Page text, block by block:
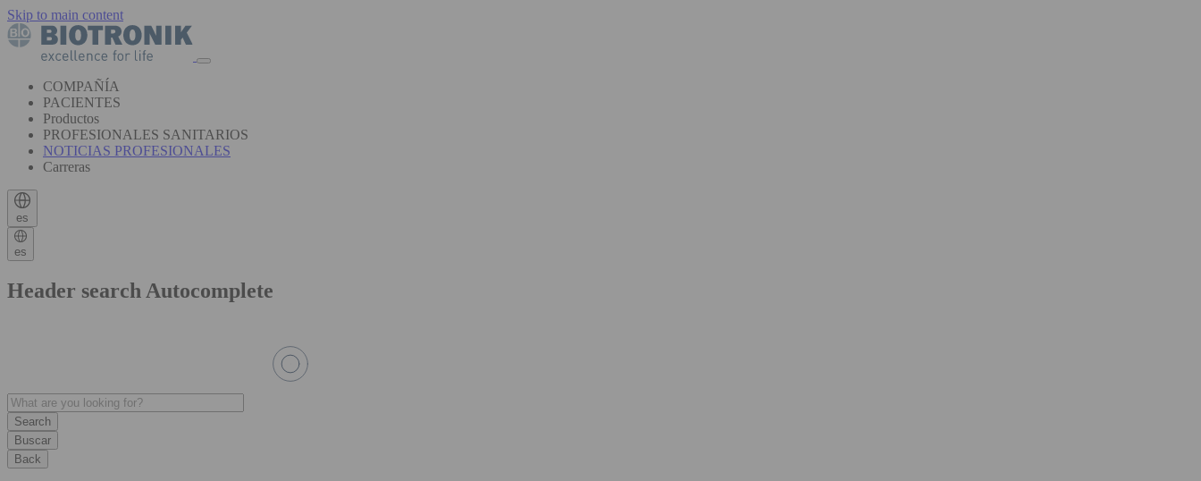
Skip to main content
COMPAÑÍA
PACIENTES
Productos
PROFESIONALES SANITARIOS
NOTICIAS PROFESIONALES
Carreras
es
es
Header search Autocomplete
Buscar
Back